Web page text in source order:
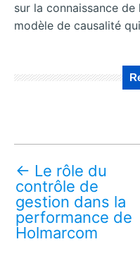
sur la connaissance
modèle de causalité
← Le rôle du
contrôle de
gestion dans la
performance de
Holmarcom